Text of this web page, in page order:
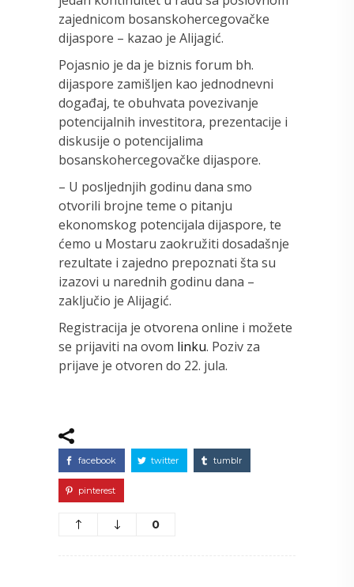
zajednicom bosanskohercegovačke
dijaspore – kazao je Alijagić.
Pojasnio je da je biznis forum bh.
dijaspore zamišljen kao jednodnevni
događaj, te obuhvata povezivanje
potencijalnih investitora, prezentacije i
diskusije o potencijalima
bosanskohercegovačke dijaspore.
– U posljednjih godinu dana smo
otvorili brojne teme o pitanju
ekonomskog potencijala dijaspore, te
ćemo u Mostaru zaokružiti dosadašnje
rezultate i zajedno prepoznati šta su
izazovi u narednih godinu dana –
zaključio je Alijagić.
Registracija je otvorena online i možete
se prijaviti na ovom linku. Poziv za
prijave je otvoren do 22. jula.
facebook twitter tumblr
pinterest
0